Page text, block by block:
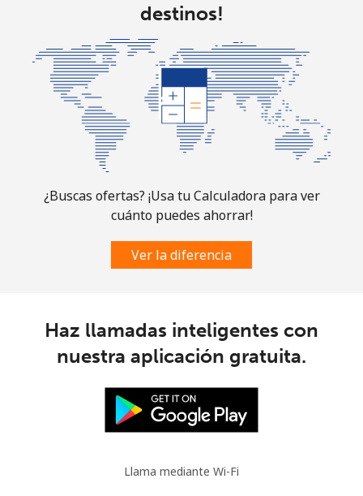
destinos!
¿Buscas ofertas? ¡Usa tu Calculadora para ver
cuánto puedes ahorrar!
Ver la diferencia
Haz llamadas inteligentes con
nuestra aplicación gratuita.
Llama mediante Wi-Fi